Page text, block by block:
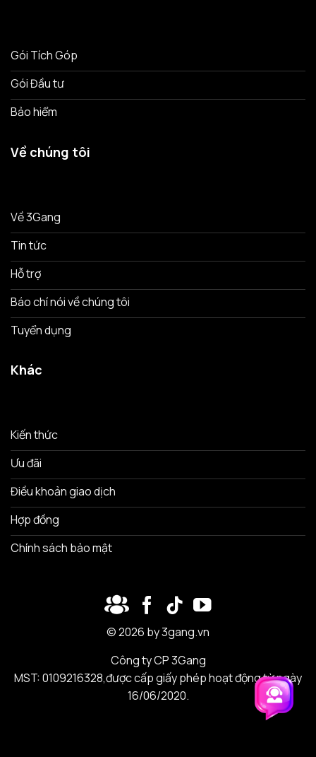
Gói Tích Góp
Gói Đầu tư
Bảo hiểm
Về chúng tôi
Về 3Gang
Tin tức
Hỗ trợ
Báo chí nói về chúng tôi
Tuyển dụng
Khác
Kiến thức
Ưu đãi
Điều khoản giao dịch
Hợp đồng
Chính sách bảo mật
© 2026 by 3gang.vn
Công ty CP 3Gang
MST: 0109216328,được cấp giấy phép hoạt động từ ngày
16/06/2020.